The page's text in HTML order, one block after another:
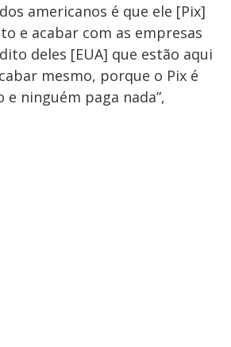
americanos é que ele [Pix]
e acabar com as empresas
deles [EUA] que estão aqui
mesmo, porque o Pix é
ninguém paga nada”,